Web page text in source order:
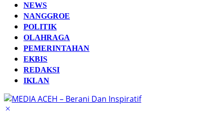
NEWS
NANGGROE
POLITIK
OLAHRAGA
PEMERINTAHAN
EKBIS
REDAKSI
IKLAN